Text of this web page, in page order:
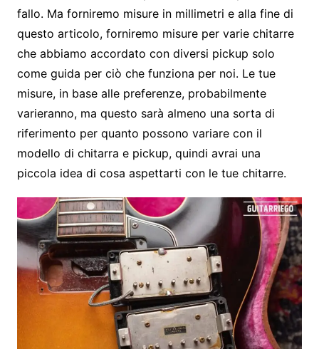
fallo. Ma forniremo misure in millimetri e alla fine di
questo articolo, forniremo misure per varie chitarre
che abbiamo accordato con diversi pickup solo
come guida per ciò che funziona per noi. Le tue
misure, in base alle preferenze, probabilmente
varieranno, ma questo sarà almeno una sorta di
riferimento per quanto possono variare con il
modello di chitarra e pickup, quindi avrai una
piccola idea di cosa aspettarti con le tue chitarre.